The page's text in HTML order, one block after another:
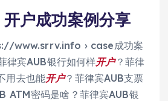
户成功案例分享
www.srrv.info › case成功案
律宾AUB银行如何样开户？菲律
用去也能开户？菲律宾AUB支票
ATM密码是啥？菲律宾AUB银